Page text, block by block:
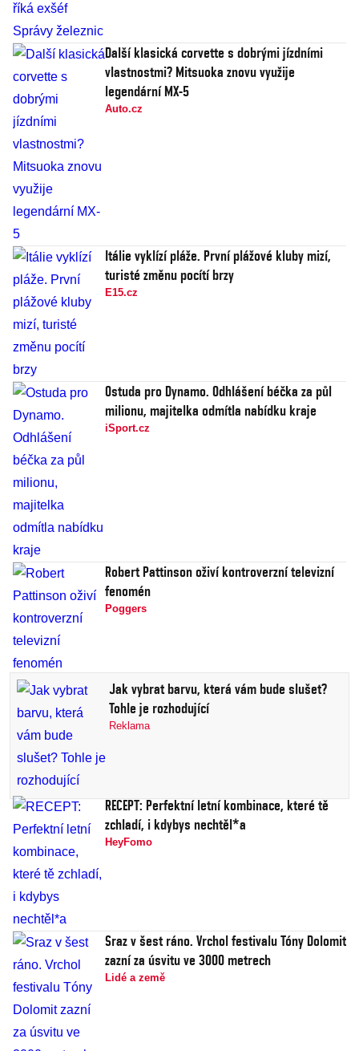
Další klasická corvette s dobrými jízdními
vlastnostmi? Mitsuoka znovu využije
legendární MX-5
Auto.cz
Itálie vyklízí pláže. První plážové kluby mizí,
turisté změnu pocítí brzy
E15.cz
Ostuda pro Dynamo. Odhlášení béčka za půl
milionu, majitelka odmítla nabídku kraje
iSport.cz
Robert Pattinson oživí kontroverzní televizní
fenomén
Poggers
Jak vybrat barvu, která vám bude slušet?
Tohle je rozhodující
Reklama
RECEPT: Perfektní letní kombinace, které tě
zchladí, i kdybys nechtěl*a
HeyFomo
Sraz v šest ráno. Vrchol festivalu Tóny Dolomit
zazní za úsvitu ve 3000 metrech
Lidé a země